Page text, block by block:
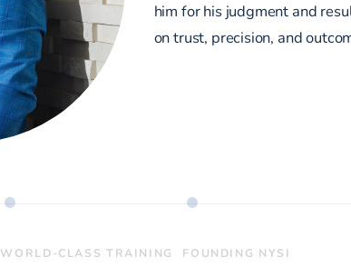
him for his judgment and
on trust, precision, and
WORLD-CLASS TRAINING FOUNDING NYSI